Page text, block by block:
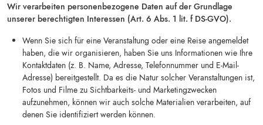
Wir verarbeiten personenbezogene Daten auf der Grundlage
unserer berechtigten Interessen (Art. 6 Abs. 1 lit. f DS-GVO).
Wenn Sie sich für eine Veranstaltung oder eine Reise angemeldet
haben, die wir organisieren, haben Sie uns Informationen wie Ihre
Kontaktdaten (z. B. Name, Adresse, Telefonnummer und E-Mail-
Adresse) bereitgestellt. Da es die Natur solcher Veranstaltungen ist,
Fotos und Filme zu Sichtbarkeits- und Marketingzwecken
aufzunehmen, können wir auch solche Materialien verarbeiten, auf
denen Sie identifiziert werden können.